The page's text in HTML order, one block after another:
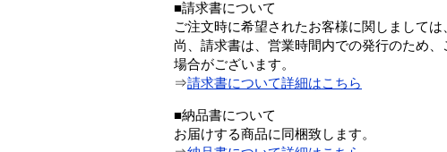
■請求書について
ご注文時に希望されたお客様に関しまして
尚、請求書は、営業時間内での発行のため
場合がございます。
⇒請求書について詳細はこちら
■納品書について
お届けする商品に同梱致します。